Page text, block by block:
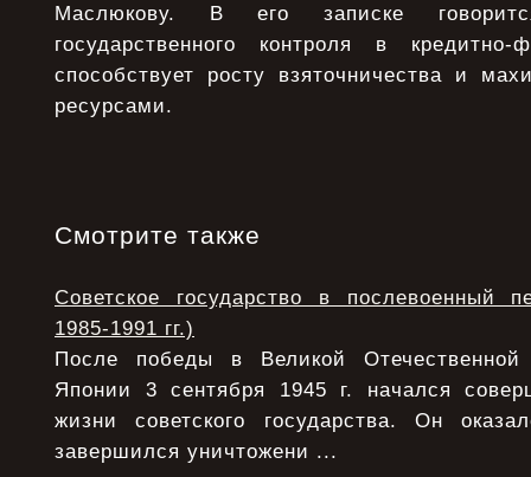
Маслюкову. В его записке
государственного контроля в
способствует росту взяточничества и
ресурсами.
Смотрите также
Советское государство в послевоенный
1985-1991 гг.)
После победы в Великой
Японии 3 сентября 1945 г. начался
жизни советского государства. Он
завершился уничтожени ...